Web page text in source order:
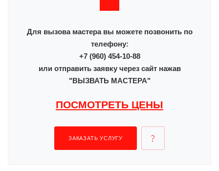
Для вызова мастера вы можете позвонить по
телефону:
+7 (960) 454-10-88
или отправить заявку через сайт нажав
"ВЫЗВАТЬ МАСТЕРА"
ПОСМОТРЕТЬ ЦЕНЫ
ЗАКАЗАТЬ УСЛУГУ